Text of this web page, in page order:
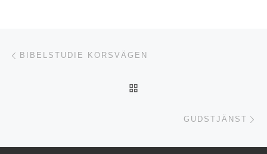
Inläggsnavigering
BIBELSTUDIE KORSVÄGEN
GUDSTJÄNST